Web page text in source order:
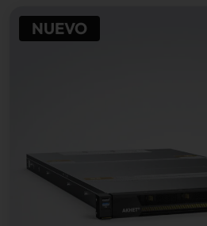
NUEVO